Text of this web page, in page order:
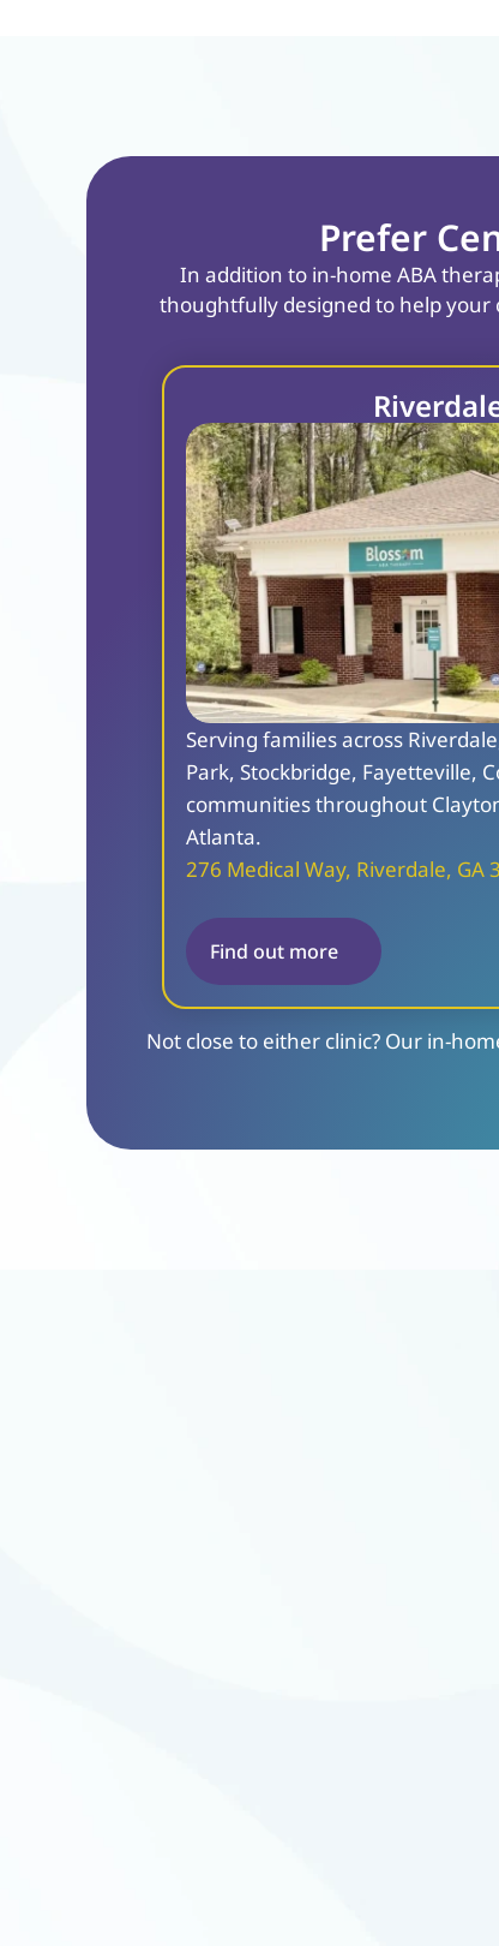
Prefer
In addition to in-home ABA
thoughtfully designed to help your
Serving families across
Park, Stockbridge, Fayetteville,
communities throughout
Atlanta.
276 Medical Way, Riverdale, GA
Find out more
Not close to either clinic? Our in-